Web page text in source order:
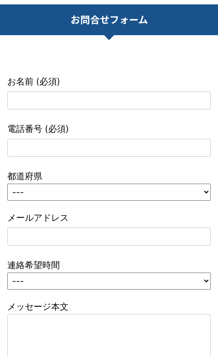
お問合せフォーム
お名前 (必須)
電話番号 (必須)
都道府県
メールアドレス
連絡希望時間
メッセージ本文